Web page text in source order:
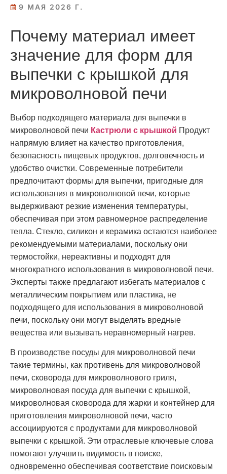
9 МАЯ 2026 Г.
Почему материал имеет
значение для форм для
выпечки с крышкой для
микроволновой печи
Выбор подходящего материала для выпечки в
микроволновой печи Кастрюли с крышкой Продукт
напрямую влияет на качество приготовления,
безопасность пищевых продуктов, долговечность и
удобство очистки. Современные потребители
предпочитают формы для выпечки, пригодные для
использования в микроволновой печи, которые
выдерживают резкие изменения температуры,
обеспечивая при этом равномерное распределение
тепла. Стекло, силикон и керамика остаются наиболее
рекомендуемыми материалами, поскольку они
термостойки, нереактивны и подходят для
многократного использования в микроволновой печи.
Эксперты также предлагают избегать материалов с
металлическим покрытием или пластика, не
подходящего для использования в микроволновой
печи, поскольку они могут выделять вредные
вещества или вызывать неравномерный нагрев.
В производстве посуды для микроволновой печи
такие термины, как противень для микроволновой
печи, сковорода для микроволнового гриля,
микроволновая посуда для выпечки с крышкой,
микроволновая сковорода для жарки и контейнер для
приготовления микроволновой печи, часто
ассоциируются с продуктами для микроволновой
выпечки с крышкой. Эти отраслевые ключевые слова
помогают улучшить видимость в поиске,
одновременно обеспечивая соответствие поисковым